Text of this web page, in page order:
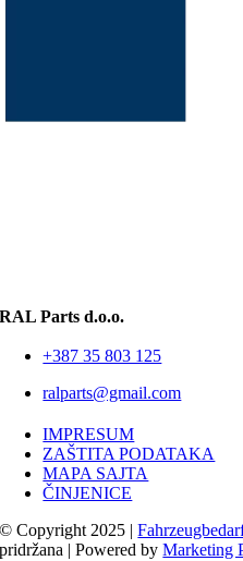
RAL Parts d.o.o.
+387 35 803 125
ralparts@gmail.com
IMPRESUM
ZAŠTITA PODATAKA
MAPA SAJTA
ČINJENICE
© Copyright 2025 |
pridržana | Powered byMarketing